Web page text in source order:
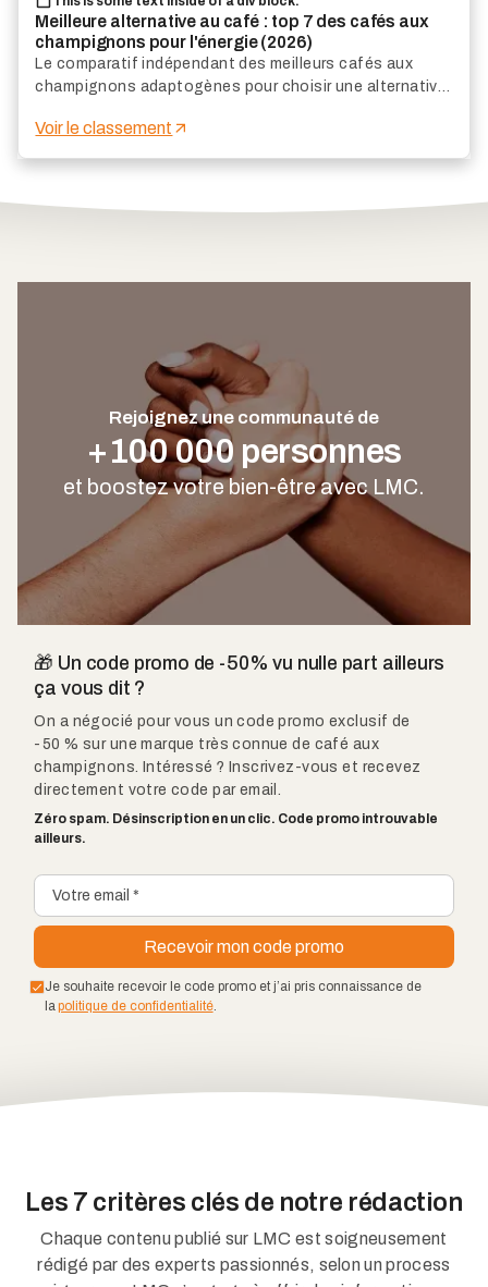
Meilleure alternative au café : top 7 des cafés aux
champignons pour l'énergie (2026)
Le comparatif indépendant des meilleurs cafés aux
champignons adaptogènes pour choisir une alternative
au quotidien.
Voir le classement
Rejoignez une communauté de
+100 000 personnes
et boostez votre bien-être avec LMC.
🎁 Un code promo de -50% vu nulle part ailleurs
ça vous dit ?
On a négocié pour vous un code promo exclusif de
-50 % sur une marque très connue de café aux
champignons. Intéressé ? Inscrivez-vous et recevez
directement votre code par email.
Zéro spam. Désinscription en un clic. Code promo introuvable
ailleurs.
Je souhaite recevoir le code promo et j’ai pris connaissance de
la politique de confidentialité.
Les 7 critères clés de notre rédaction
Chaque contenu publié sur LMC est soigneusement
rédigé par des experts passionnés, selon un process